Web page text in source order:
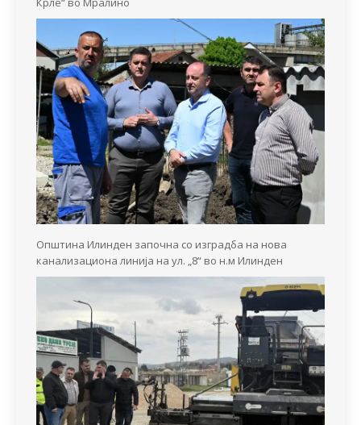
Општина Илинден започна со изградба на нова
канализациона линија на ул. „8“ во н.м Илинден